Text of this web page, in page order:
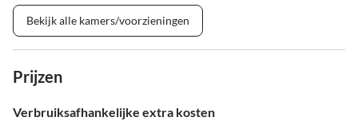
Bekijk alle kamers/voorzieningen
Prijzen
Verbruiksafhankelijke extra kosten